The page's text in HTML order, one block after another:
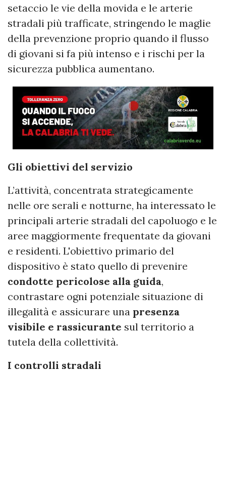
setaccio le vie della movida e le arterie
stradali più trafficate, stringendo le maglie
della prevenzione proprio quando il flusso
di giovani si fa più intenso e i rischi per la
sicurezza pubblica aumentano.
Gli obiettivi del servizio
L’attività, concentrata strategicamente
nelle ore serali e notturne, ha interessato le
principali arterie stradali del capoluogo e le
aree maggiormente frequentate da giovani
e residenti. L'obiettivo primario del
dispositivo è stato quello di prevenire
condotte pericolose alla guida,
contrastare ogni potenziale situazione di
illegalità e assicurare una presenza
visibile e rassicurante sul territorio a
tutela della collettività.
I controlli stradali